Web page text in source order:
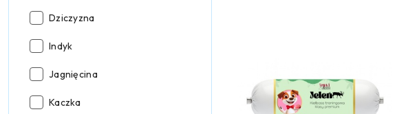
Rodzaj
Dziczyzna
Rodzaj
Indyk
Rodzaj
Jagnięcina
Rodzaj
Kaczka